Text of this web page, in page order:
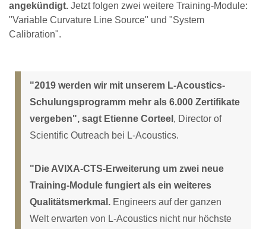
angekündigt. Jetzt folgen zwei weitere Training-Module:
"Variable Curvature Line Source" und "System
Calibration".
"2019 werden wir mit unserem L-Acoustics-
Schulungsprogramm mehr als 6.000 Zertifikate
vergeben", sagt Etienne Corteel , Director of
Scientific Outreach bei L-Acoustics.
"Die AVIXA-CTS-Erweiterung um zwei neue
Training-Module fungiert als ein weiteres
Qualitätsmerkmal. Engineers auf der ganzen
Welt erwarten von L-Acoustics nicht nur höchste